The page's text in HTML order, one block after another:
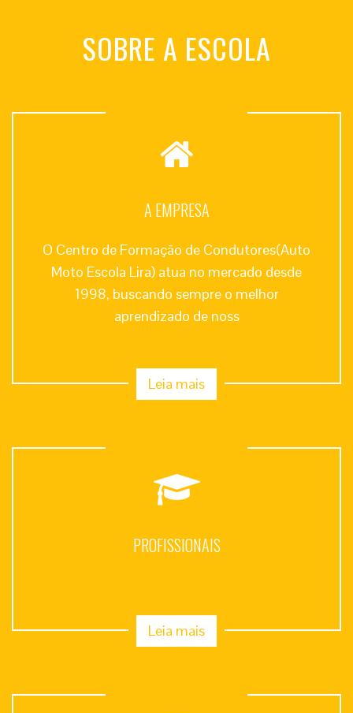
SOBRE A ESCOLA
A EMPRESA
O Centro de Formação de Condutores(Auto
Moto Escola Lira) atua no mercado desde
1998, buscando sempre o melhor
aprendizado de noss
Leia mais
PROFISSIONAIS
Leia mais